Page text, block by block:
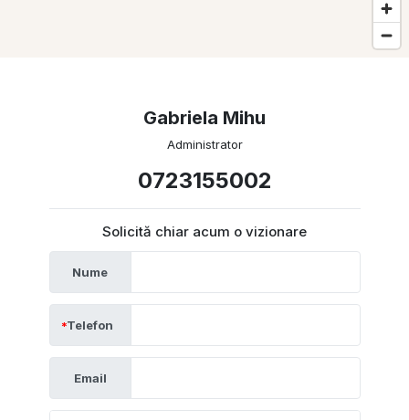
Gabriela Mihu
Administrator
0723155002
Solicită chiar acum o vizionare
Nume
Telefon
Email